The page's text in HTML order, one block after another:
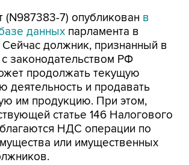
(N987383-7) опубликован в
данных парламента в
Сейчас должник, признанный в
с законодательством РФ
продолжать текущую
деятельность и продавать
им продукцию. При этом,
статье 146 Налогового
НДС операции по
или имущественных